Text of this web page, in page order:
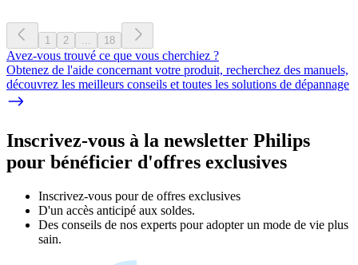
1 2 18
Avez-vous trouvé ce que vous cherchiez ?
Obtenez de l'aide concernant votre produit, recherchez des manuels,
découvrez les meilleurs conseils et toutes les solutions de dépannage
Inscrivez-vous à la newsletter Philips
pour bénéficier d'offres exclusives
Inscrivez‑vous pour de offres exclusives
D'un accès anticipé aux soldes.
Des conseils de nos experts pour adopter un mode de vie plus
sain.